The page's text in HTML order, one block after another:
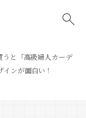
うと「高級婦人カーデ
ンが面白い！